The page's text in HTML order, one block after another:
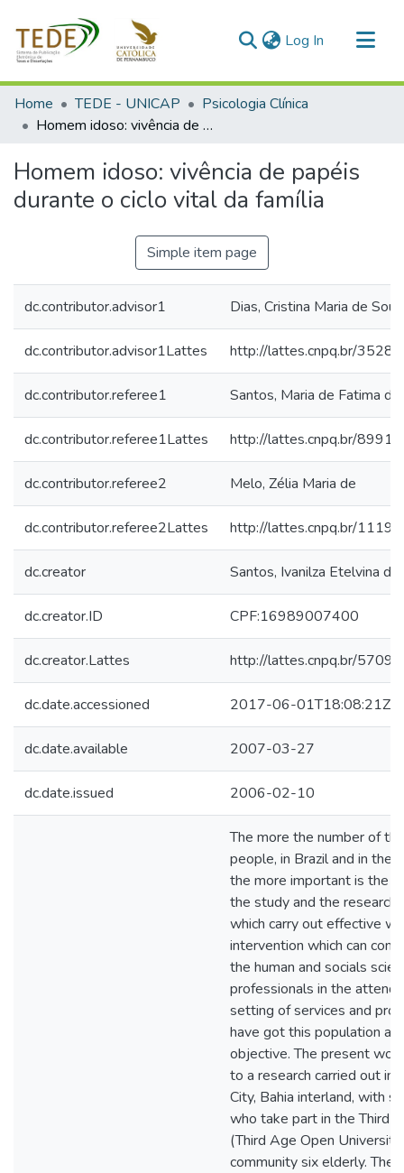
Log In (current)
Communities & Collections
All of DSpace
Home TEDE - UNICAP
Psicologia Clínica
Homem idoso: vivência de papéis durante o ciclo vital da família
Homem idoso: vivência de papéis
durante o ciclo vital da família
Simple item page
dc.contributor.advisor1 Dias, Cristina Maria de
dc.contributor.advisor1Lattes http://lattes.cnpq.br/
dc.contributor.referee1 Santos, Maria de Fatima de
dc.contributor.referee1Lattes http://lattes.cnpq.br/
dc.contributor.referee2 Melo, Zélia Maria de
dc.contributor.referee2Lattes http://lattes.cnpq.br/
dc.creator Santos, Ivanilza Etelvina
dc.creator.ID CPF:16989007400
dc.creator.Lattes http://lattes.cnpq.br/
dc.date.accessioned 2017-06-01T18:08:21Z
dc.date.available 2007-03-27
dc.date.issued 2006-02-10
The more the number of
people, in Brazil and in the
the more important is the
the study and the research
which carry out effective
intervention which can
the human and socials
professionals in the
setting of services and
have got this population as
objective. The present
to a research carried out in
City, Bahia interland, with
who take part in the Third
(Third Age Open
community six elderly. The